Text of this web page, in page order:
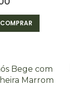
COMPRAR